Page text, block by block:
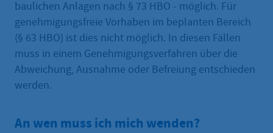
baulichen Anlagen nach § 73 HBO - möglich. Für
genehmigungsfreie Vorhaben im beplanten Bereich
(§ 63 HBO) ist dies nicht möglich. In diesen Fällen
muss in einem Genehmigungsverfahren über die
Abweichung, Ausnahme oder Befreiung entschieden
werden.
An wen muss ich mich wenden?